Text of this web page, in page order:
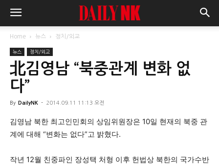
Home 뉴스 정치/외교
뉴스 정치/외교
北김영남 “북중관계 변화 없
다”
By DailyNK - 2014.09.11 11:13 오전
김영남 북한 최고인민회의 상임위원장은 10일 현재의 북중 관
계에 대해 “변화는 없다”고 밝혔다.
작년 12월 친중파인 장성택 처형 이후 헌법상 북한의 국가수반